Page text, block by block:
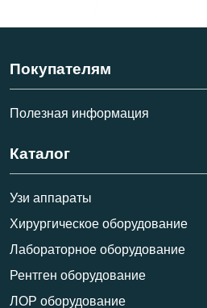
Покупателям
Полезная информация
Каталог
Узи аппараты
Хирургическое оборудование
Лабораторное оборудование
Рентген оборудование
ЛОР оборудование